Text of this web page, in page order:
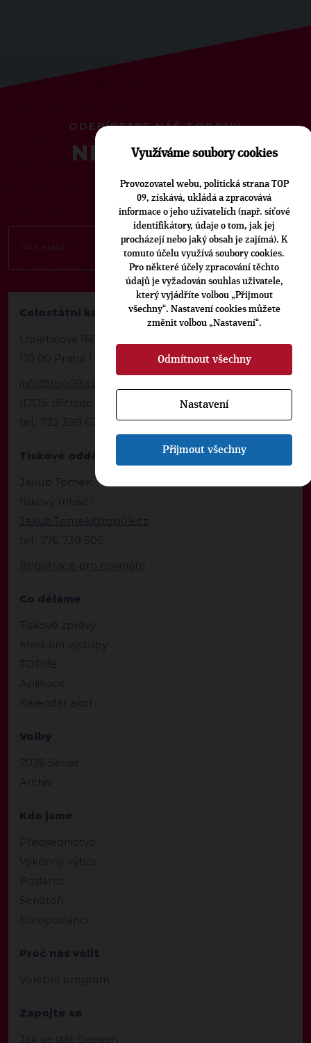
ODEBÍREJTE NÁŠ TOPOVÝ
NEWSLETTER
Celostátní kancelář TOP 09
Opletalova 1603/57
110 00 Praha 1
info@top09.cz
IDDS: 86ttzqc
tel.: 732 399 674
Tiskové oddělení
Jakub Tomek
tiskový mluvčí
Jakub.Tomek@top09.cz
tel.: 776 739 505
Registrace pro novináře
Co děláme
Tiskové zprávy
Mediální výstupy
TOPlife
Aplikace
Kalendář akcí
Volby
2026 Senát
Archiv
Kdo jsme
Předsednictvo
Výkonný výbor
Poslanci
Senátoři
Europoslanci
Proč nás volit
Volební program
Zapojte se
Jak se stát členem
Využíváme soubory cookies
Provozovatel webu, politická strana TOP
09, získává, ukládá a zpracovává
informace o jeho uživatelích (např. síťové
identifikátory, údaje o tom, jak jej
procházejí nebo jaký obsah je zajímá). K
tomuto účelu využívá soubory cookies.
Pro některé účely zpracování těchto
údajů je vyžadován souhlas uživatele,
který vyjádříte volbou „Přijmout
všechny“. Nastavení cookies můžete
změnit volbou „Nastavení“.
Odmítnout všechny
Nastavení
Přijmout všechny